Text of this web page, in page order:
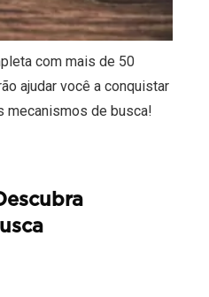
com mais de 50
ajudar você a conquistar
mecanismos de busca!